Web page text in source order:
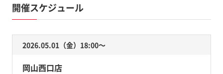
開催スケジュール
2026.05.01（金）18:00〜
岡山西口店